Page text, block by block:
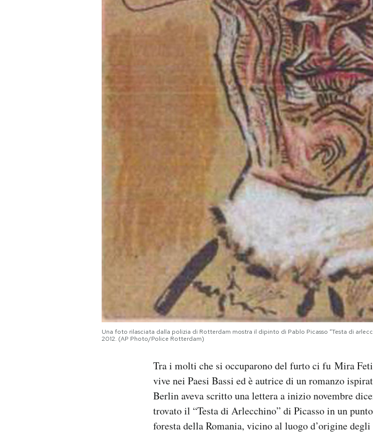
Una foto rilasciata dalla polizia di Rotterdam mostra il dipinto di Pablo Picasso “Testa di
2012. (AP Photo/Police Rotterdam)
Tra i molti che si occuparono del furto ci fu Mira
vive nei Paesi Bassi ed è autrice di un romanzo
Berlin aveva scritto una lettera a inizio novembre
trovato il “Testa di Arlecchino” di Picasso in un
foresta della Romania, vicino al luogo d’origine